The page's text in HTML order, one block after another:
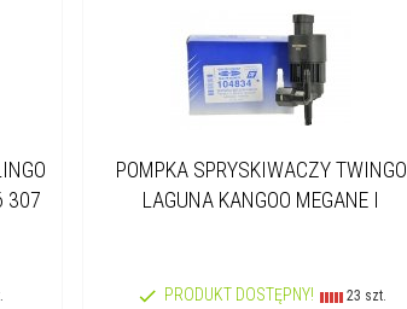
307
POMPKA SPRYSKIWACZY TWINGO
LAGUNA KANGOO MEGANE I
PRODUKT DOSTĘPNY! 23 szt.